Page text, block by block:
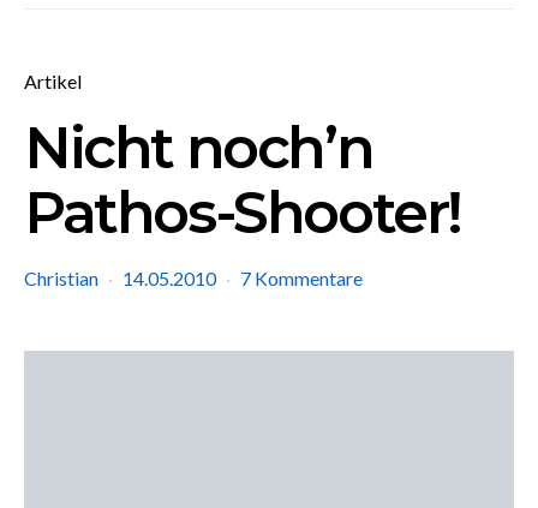
Artikel
Nicht noch’n
Pathos-Shooter!
Christian 14.05.2010 7 Kommentare